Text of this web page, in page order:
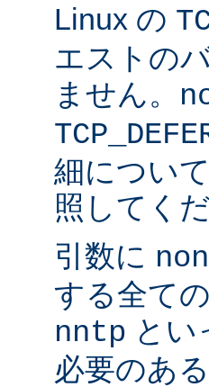
Linux の
エストの
ません。
細につい
照してくだ
引数に
する全て
nntp とい
必要のあ